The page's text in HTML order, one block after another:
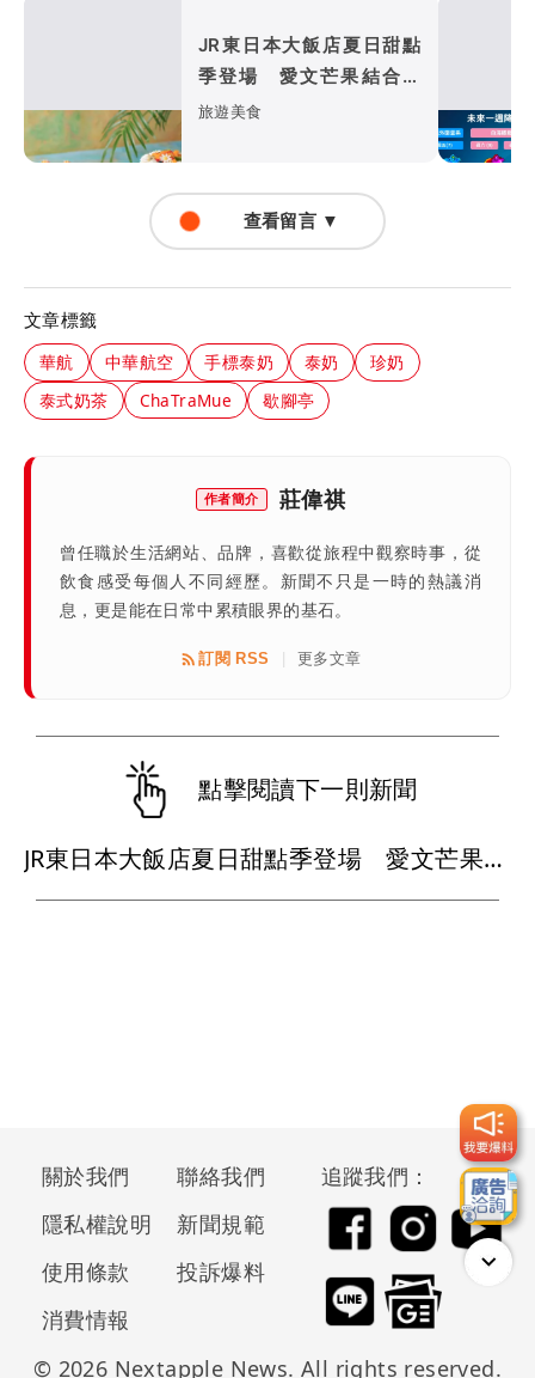
JR東日本大飯店夏日甜點
季登場 愛文芒果結合抹
茶、斑斕飄果香
旅遊美食
查看留言 ▼
文章標籤
華航 中華航空 手標泰奶 泰奶
珍奶
泰式奶茶
ChaTraMue 歇腳亭
作者簡介 莊偉祺
曾任職於生活網站、品牌，喜歡從旅程中觀察時事，從
飲食感受每個人不同經歷。新聞不只是一時的熱議消
息，更是能在日常中累積眼界的基石。
訂閱 RSS 更多文章
點擊閱讀下一則新聞
JR東日本大飯店夏日甜點季登場 愛文芒果結合抹茶、斑斕飄果香
關於我們
聯絡我們
隱私權說明
新聞規範
使用條款
投訴爆料
消費情報
追蹤我們：
© 2026 Nextapple News. All rights reserved.